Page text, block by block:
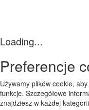
Loading...
Preferencje
Używamy plików cookie,
funkcje. Szczegółowe
znajdziesz w każdej